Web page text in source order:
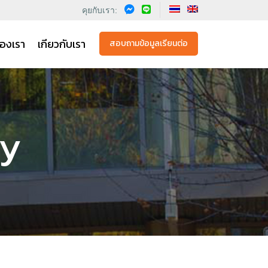
คุยกับเรา:
เรา เกียวกับเรา สอบถามข้อมูลเรียนต่อ